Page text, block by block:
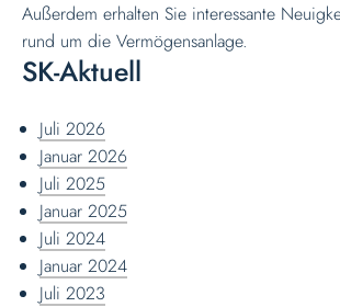
Außerdem erhalten Sie interessante
rund um die Vermögensanlage.
SK-Aktuell
Juli 2026
Januar 2026
Juli 2025
Januar 2025
Juli 2024
Januar 2024
Juli 2023